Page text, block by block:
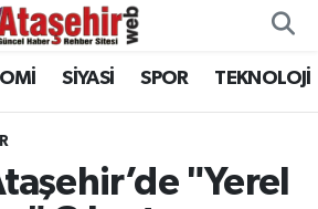
SİYASİ SPOR TEKNOLOJİ
"Yerel
Durumu ve Fikstür